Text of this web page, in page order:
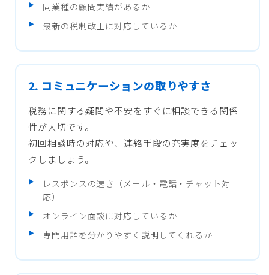
同業種の顧問実績があるか
最新の税制改正に対応しているか
2. コミュニケーションの取りやすさ
税務に関する疑問や不安をすぐに相談できる関係
性が大切です。
初回相談時の対応や、連絡手段の充実度をチェッ
クしましょう。
レスポンスの速さ（メール・電話・チャット対
応）
オンライン面談に対応しているか
専門用語を分かりやすく説明してくれるか